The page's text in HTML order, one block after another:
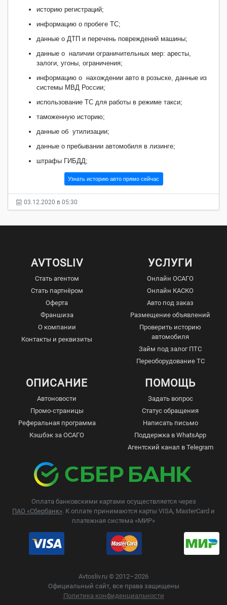
историю регистраций;
информацию о пробеге ТС;
данные о ДТП и перечень повреждений машины;
данные о наличии ограничительных мер: аресты,
залоги, угоны, ограничения;
информацию о нахождении авто в розыске, данные из
системы МВД России;
использование ТС для работы в режиме такси;
таможенную историю;
данные об утилизации;
данные о пребывании автомобиля в лизинге;
штрафы ГИБДД;
Узнать историю авто прямо сейчас
03.12.2020 в 05:30
AVTOSLIV
Стать агентом
Стать партнёром
Оферта
Франшиза
О компании
Контакты и реквизиты
УСЛУГИ
Онлайн ОСАГО
Онлайн КАСКО
Авто под заказ
Размещение объявлений
Проверить историю
автомобиля
Займ под залог ПТС
Переоборудование ТС
ОПИСАНИЕ
Автоновости
Промо-страницы
Реферальная программа
Кэшбэк за ОСАГО
ПОМОЩЬ
Задать вопрос
Статус обращения
Написать письмо
Поддержка в WhatsApp
Агентский канал в Telegram
Оплата банковскими картами осуществляется через
ПАО «Сбербанк». К оплате принимаются карты VISA, MasterCard и
платежная система «МИР»
Avtosliv.ru © 2012–2026
Официальный сайт, все права защищены
Политика конфиденциальности